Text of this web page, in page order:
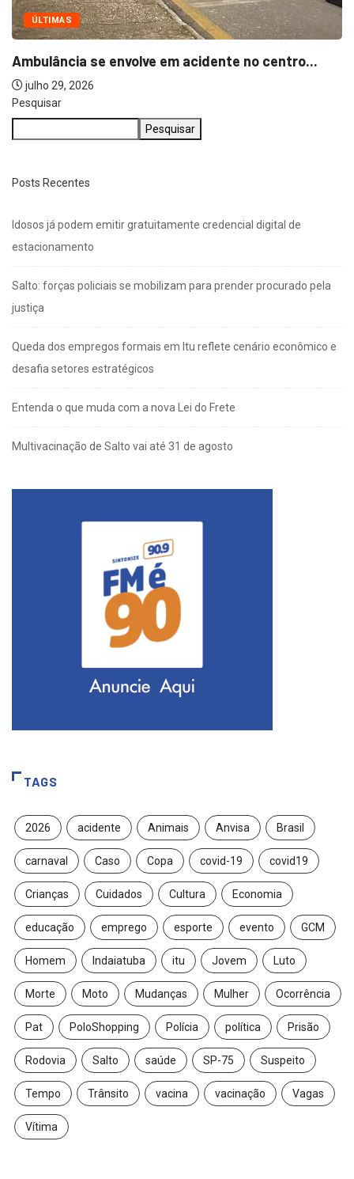
Pesquisar
Pesquisar
Posts Recentes
Idosos já podem emitir gratuitamente credencial digital de
estacionamento
Salto: forças policiais se mobilizam para prender procurado pela
justiça
Queda dos empregos formais em Itu reflete cenário econômico e
desafia setores estratégicos
Entenda o que muda com a nova Lei do Frete
Multivacinação de Salto vai até 31 de agosto
TAGS
2026 acidente Animais Anvisa Brasil
carnaval Caso Copa covid-19 covid19
Crianças Cuidados Cultura Economia
educação emprego esporte evento GCM
Homem Indaiatuba itu Jovem Luto
Morte Moto Mudanças Mulher Ocorrência
Pat PoloShopping Polícia política Prisão
Rodovia Salto saúde SP-75 Suspeito
Tempo Trânsito vacina vacinação Vagas
Vítima